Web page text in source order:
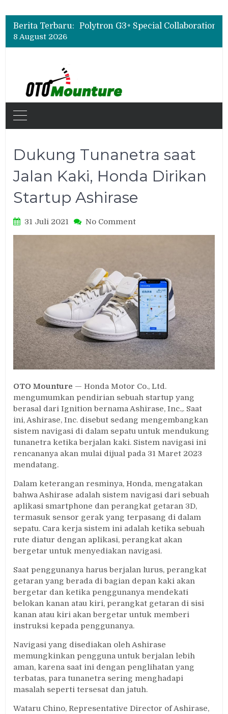
Berita Terbaru:
Polytron G3+ Special Collaboration Meluncur di GIIAS 2026, Tampil Makin Gahar dengan Two-Tone
Bukan Cuma Layar 14,6 Inci, Ini Fitur Pintar Changan Nevo Q05 yang Dibanderol Rp309 Juta
8 August 2026
Dukung Tunanetra saat
Jalan Kaki, Honda Dirikan
Startup Ashirase
31 Juli 2021 No Commenton
Kaki,
Honda
Dirikan
Startup
Ashirase
OTO Mounture — Honda Motor Co., Ltd.
mengumumkan pendirian sebuah startup yang
berasal dari Ignition bernama Ashirase, Inc.,. Saat
ini, Ashirase, Inc. disebut sedang mengembangkan
sistem navigasi di dalam sepatu untuk mendukung
tunanetra ketika berjalan kaki. Sistem navigasi ini
rencananya akan mulai dijual pada 31 Maret 2023
mendatang.
Dalam keterangan resminya, Honda, mengatakan
bahwa Ashirase adalah sistem navigasi dari sebuah
aplikasi smartphone dan perangkat getaran 3D,
termasuk sensor gerak yang terpasang di dalam
sepatu. Cara kerja sistem ini adalah ketika sebuah
rute diatur dengan aplikasi, perangkat akan
bergetar untuk menyediakan navigasi.
Saat penggunanya harus berjalan lurus, perangkat
getaran yang berada di bagian depan kaki akan
bergetar dan ketika penggunanya mendekati
belokan kanan atau kiri, perangkat getaran di sisi
kanan atau kiri akan bergetar untuk memberi
instruksi kepada penggunanya.
Navigasi yang disediakan oleh Ashirase
memungkinkan pengguna untuk berjalan lebih
aman, karena saat ini dengan penglihatan yang
terbatas, para tunanetra sering menghadapi
masalah seperti tersesat dan jatuh.
Wataru Chino, Representative Director of Ashirase,